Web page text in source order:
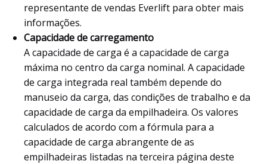
representante de vendas Everlift para obter mais
informações.
Capacidade de carregamento
A capacidade de carga é a capacidade de carga
máxima no centro da carga nominal. A capacidade
de carga integrada real também depende do
manuseio da carga, das condições de trabalho e da
capacidade de carga da empilhadeira. Os valores
calculados de acordo com a fórmula para a
capacidade de carga abrangente de as
empilhadeiras listadas na terceira página deste